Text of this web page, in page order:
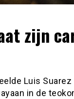
zijn
Luis
in de